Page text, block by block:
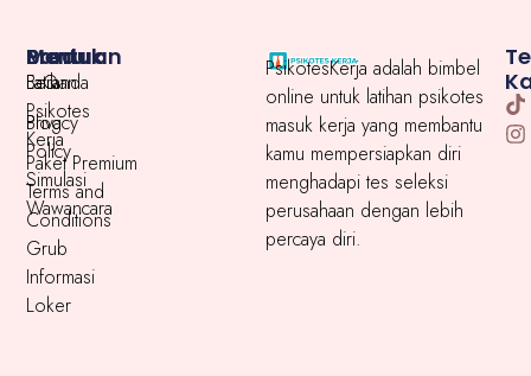
PsikotesKerja adalah bimbel
online untuk latihan psikotes
masuk kerja yang membantu
kamu mempersiapkan diri
menghadapi tes seleksi
perusahaan dengan lebih
percaya diri.
Menu
Beranda
Blog
Paket Premium
Produk
Latihan
Psikotes
Kerja
Simulasi
Wawancara
Grub
Informasi
Loker
Bantuan
FaQ
Privacy
Policy
Terms and
Conditions